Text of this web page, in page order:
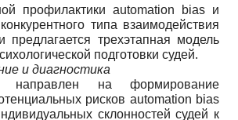
профилактики automation bias и
типа взаимодействия
трехэтапная модель
подготовки судей.
и диагностика
направлен на формирование
рисков automation bias
склонностей судей к